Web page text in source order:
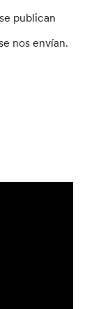
publican
nos envían.